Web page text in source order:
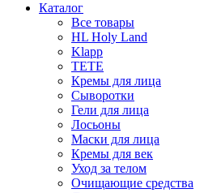
Каталог
Все товары
HL Holy Land
Klapp
TETE
Кремы для лица
Сыворотки
Гели для лица
Лосьоны
Маски для лица
Кремы для век
Уход за телом
Очищающие средства